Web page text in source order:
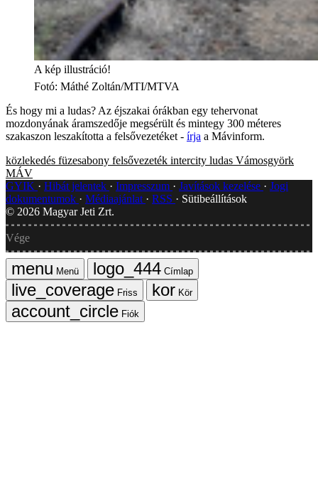
A kép illustráció!
Fotó: Máthé Zoltán/MTI/MTVA
És hogy mi a ludas? Az éjszakai órákban egy tehervonat
mozdonyának áramszedője megsérült és mintegy 300 méteres
szakaszon leszakította a felsővezetéket - írja a Mávinform.
közlekedés füzesabony felsővezeték intercity ludas Vámosgyörk
MÁV
GYIK
Hibát jelentek Impresszum Javítások kezelése
Jogi
dokumentumok
Médiaajánlat RSS
Sütibeállítások
© 2026 Magyar Jeti Zrt.
Vége
Menü
Címlap
Friss
Kör
Fiók